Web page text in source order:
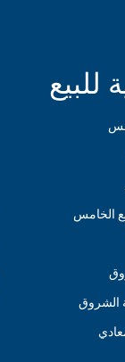
للبيع
الخامس
الشروق